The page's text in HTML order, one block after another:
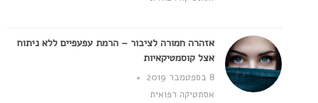
אזהרה חמורה לציבור – הרמת עפעפיים ללא ניתוח
אצל קוסמטיקאיות
8 בספטמבר 2019
אסתטיקה רפואית